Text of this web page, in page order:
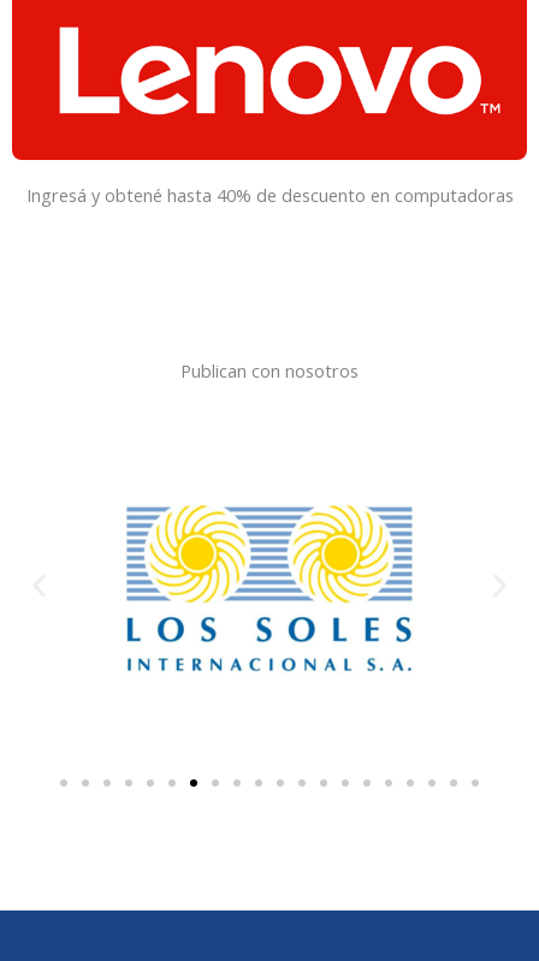
Ingresá y obtené hasta 40% de descuento en computadoras
Publican con nosotros